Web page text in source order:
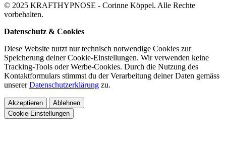
© 2025 KRAFTHYPNOSE - Corinne Köppel. Alle Rechte
vorbehalten.
Datenschutz & Cookies
Diese Website nutzt nur technisch notwendige Cookies zur
Speicherung deiner Cookie-Einstellungen. Wir verwenden keine
Tracking-Tools oder Werbe-Cookies. Durch die Nutzung des
Kontaktformulars stimmst du der Verarbeitung deiner Daten gemäss
unsererDatenschutzerklärung zu.
Akzeptieren
Ablehnen
Cookie-Einstellungen